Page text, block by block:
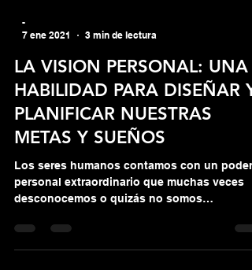
7 ene 2021
3 min de lectura
LA VISION PERSONAL: UNA
HABILIDAD PARA DISEÑAR Y
PLANIFICAR NUESTRAS
METAS Y SUEÑOS
Los seres humanos contamos con un poder